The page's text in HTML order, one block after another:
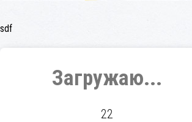
sdf
Загружаю...
22